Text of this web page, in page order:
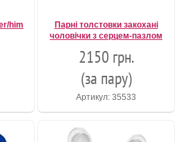
him
Парні толстовки закохані
чоловічки з серцем-пазлом
2150 грн.
(за пару)
Артикул: 35533